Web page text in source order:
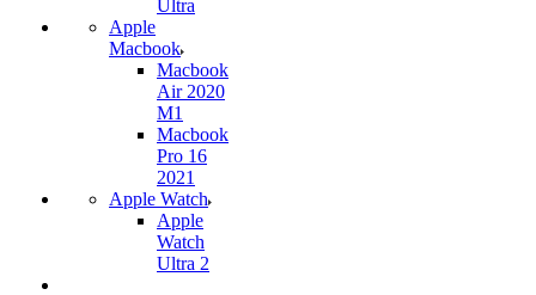
Ultra
Apple
Macbook
Macbook
Air 2020
M1
Macbook
Pro 16
2021
Apple Watch
Apple
Watch
Ultra 2